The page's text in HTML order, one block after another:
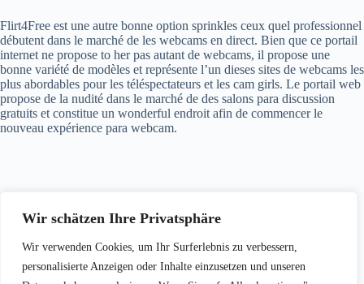
Wir schätzen Ihre Privatsphäre
Wir verwenden Cookies, um Ihr Surferlebnis zu verbessern,
personalisierte Anzeigen oder Inhalte einzusetzen und unseren
Flirt4Free est une autre bonne option sprinkles ceux quel professionnel
débutent dans le marché de les webcams en direct. Bien que ce portail
internet ne propose to her pas autant de webcams, il propose une
bonne variété de modèles et représente l’un dieses sites de webcams les
plus abordables pour les téléspectateurs et les cam girls. Le portail web
propose de la nudité dans le marché de des salons para discussion
gratuits et constitue un wonderful endroit afin de commencer le
nouveau expérience para webcam.